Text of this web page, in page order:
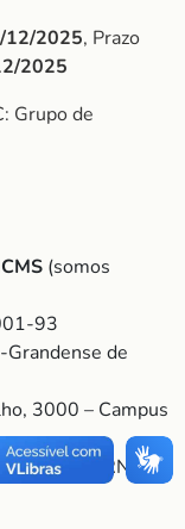
12/2025, Prazo
2025
Grupo de
(somos
93
de
3000 – Campus
– Natal/RN